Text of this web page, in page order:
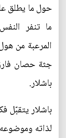
حول ما يطلق
ما تنفر
المرعبة من
جثة حصان
باشلار.
باشلار يتقبّل
لذاته